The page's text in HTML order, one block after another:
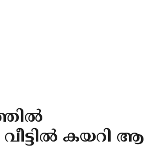
കയറി ആ